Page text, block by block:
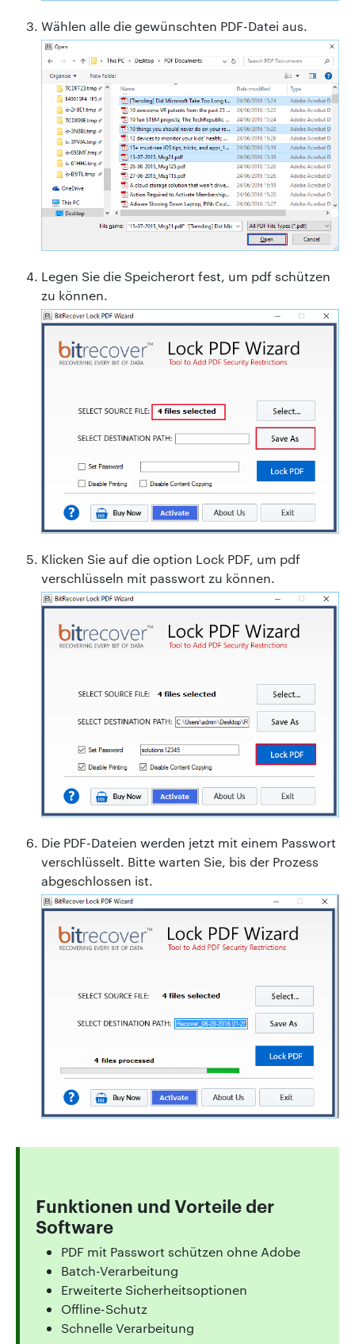
Wählen alle die gewünschten PDF-Datei aus.
Legen Sie die Speicherort fest, um pdf schützen
zu können.
Klicken Sie auf die option Lock PDF, um pdf
verschlüsseln mit passwort zu können.
Die PDF-Dateien werden jetzt mit einem Passwort
verschlüsselt. Bitte warten Sie, bis der Prozess
abgeschlossen ist.
Funktionen und Vorteile der
Software
PDF mit Passwort schützen ohne Adobe
Batch-Verarbeitung
Erweiterte Sicherheitsoptionen
Offline-Schutz
Schnelle Verarbeitung